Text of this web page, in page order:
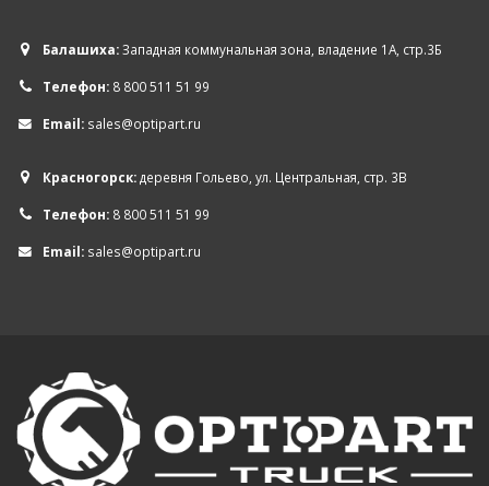
Балашиха:Западная коммунальная зона, владение 1А, стр.3Б
Телефон: 8 800 511 51 99
Email: sales@optipart.ru
Красногорск:деревня Гольево, ул. Центральная, стр. 3В
Телефон: 8 800 511 51 99
Email: sales@optipart.ru